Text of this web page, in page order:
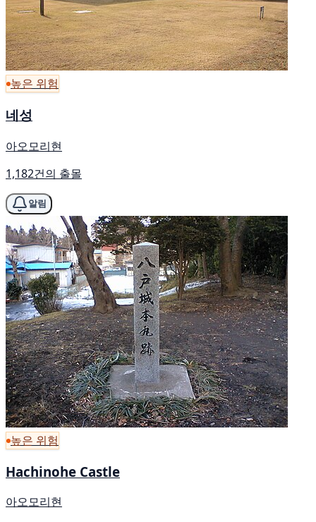
높은 위험
네성
아오모리현
1,182건의 출몰
알림
높은 위험
Hachinohe Castle
아오모리현